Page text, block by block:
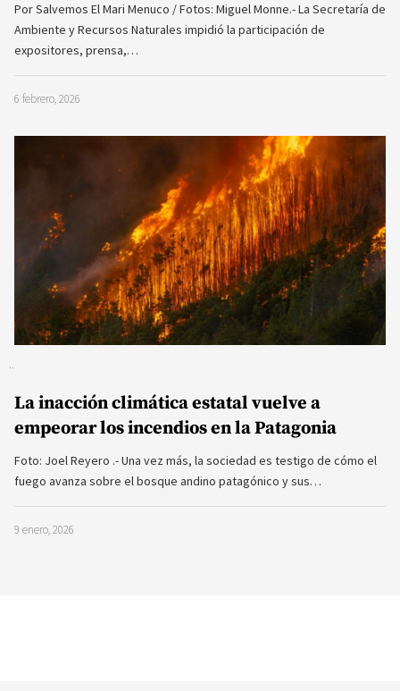
Por Salvemos El Mari Menuco / Fotos: Miguel Monne.- La Secretaría de
Ambiente y Recursos Naturales impidió la participación de
expositores, prensa,…
6 febrero, 2026
La inacción climática estatal vuelve a
empeorar los incendios en la Patagonia
Foto: Joel Reyero .- Una vez más, la sociedad es testigo de cómo el
fuego avanza sobre el bosque andino patagónico y sus…
9 enero, 2026